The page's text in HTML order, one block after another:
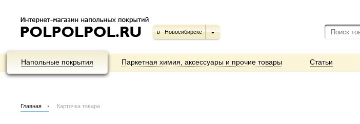
в Новосибирске
Напольные покрытия Паркетная химия, аксессуары и прочие товары Статьи
Главная Карточка товара